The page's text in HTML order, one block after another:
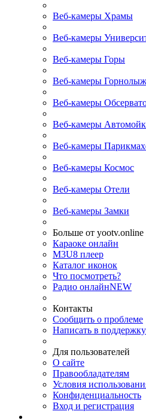
Веб-камеры Храмы
Веб-камеры
Веб-камеры Горы
Веб-камеры
Веб-камеры
Веб-камеры
Веб-камеры
Веб-камеры Космос
Веб-камеры Отели
Веб-камеры Замки
Больше от yootv.online
Караоке онлайн
M3U8 плеер
Каталог иконок
Что посмотреть?
Радио онлайнNEW
Контакты
Сообщить о проблеме
Написать в поддержку
Для пользователей
О сайте
Правообладателям
Условия
Конфиденциальность
Вход и регистрация